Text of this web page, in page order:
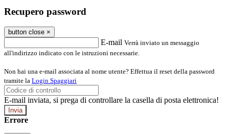
Recupero password
button close ×
E-mail Verrà inviato un messaggio
all'indirizzo indicato con le istruzioni necessarie.
Non hai una e-mail associata al nome utente? Effettua il reset della password
tramite la Login Spaggiari
E-mail inviata, si prega di controllare la casella di posta elettronica!
Errore